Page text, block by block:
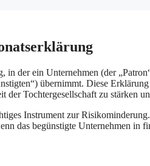
in der ein Unternehmen (der
übernimmt. Diese
Tochtergesellschaft zu stärken
Instrument zur
das begünstigte Unternehmen in